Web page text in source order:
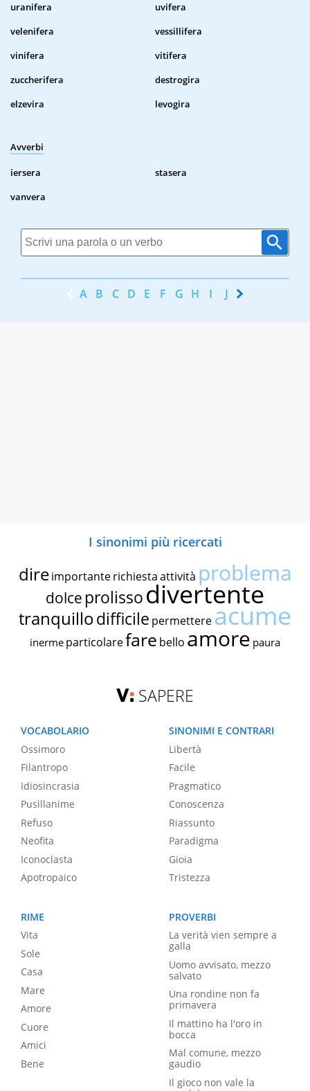
uranifera
uvifera
velenifera
vessillifera
vinifera
vitifera
zuccherifera
destrogira
elzevira
levogira
Avverbi
iersera
stasera
vanvera
A B C D E F G H I J K
I sinonimi più ricercati
dire importante richiestaattività problema
dolce prolissodivertente
tranquillodifficile permettereacume
inerme particolarefare bello amore paura
SAPERE
VOCABOLARIO
Ossimoro
Filantropo
Idiosincrasia
Pusillanime
Refuso
Neofita
Iconoclasta
Apotropaico
SINONIMI E CONTRARI
Libertà
Facile
Pragmatico
Conoscenza
Riassunto
Paradigma
Gioia
Tristezza
RIME
Vita
Sole
Casa
Mare
Amore
Cuore
Amici
Bene
PROVERBI
La verità vien sempre a
galla
Uomo avvisato, mezzo
salvato
Una rondine non fa
primavera
Il mattino ha l'oro in
bocca
Mal comune, mezzo
gaudio
Il gioco non vale la